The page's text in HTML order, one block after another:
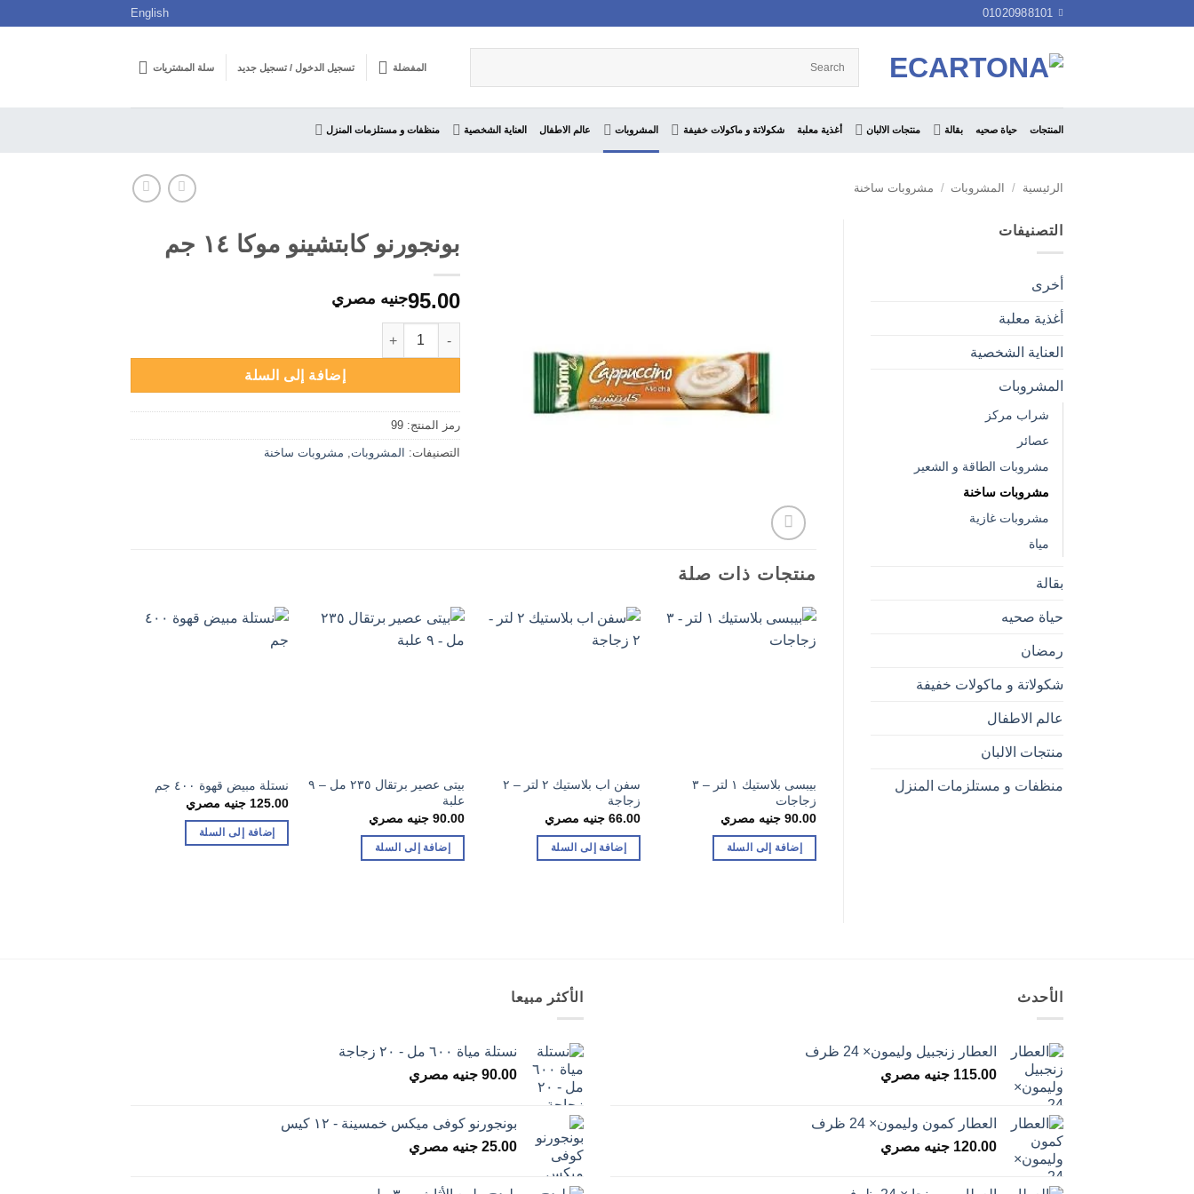
01020988101
English
المفضلة تسجيل الدخول / تسجيل جديد سلة المشتريات
المنتجات حياة صحيه بقالة منتجات الالبان أغذية معلبة شكولاتة و ماكولات خفيفة المشروبات عالم الاطفال العناية الشخصية منظفات و مستلزمات المنزل
الرئيسية / المشروبات / مشروبات ساخنة
التصنيفات
أخرى
أغذية معلبة
العناية الشخصية
المشروبات
شراب مركز
عصائر
مشروبات الطاقة و الشعير
مشروبات ساخنة
مشروبات غازية
مياة
بقالة
حياة صحيه
رمضان
شكولاتة و ماكولات خفيفة
عالم الاطفال
منتجات الالبان
منظفات و مستلزمات المنزل
بونجورنو كابتشينو موكا ١٤ جم
95.00جنيه مصري
كمية بونجورنو كابتشينو موكا ١٤ جم
إضافة إلى السلة
رمز المنتج:99
التصنيفات: المشروبات مشروبات ساخنة
منتجات ذات صلة
بيبسى بلاستيك ١ لتر – ٣
زجاجات
90.00 جنيه مصري
إضافة إلى السلة
سفن اب بلاستيك ٢ لتر – ٢
زجاجة
66.00 جنيه مصري
إضافة إلى السلة
بيتى عصير برتقال ٢٣٥ مل – ٩
علبة
90.00 جنيه مصري
إضافة إلى السلة
نستلة مبيض قهوة ٤٠٠ جم
125.00 جنيه مصري
إضافة إلى السلة
الأحدث
العطار زنجبيل وليمون× 24 ظرف
115.00 جنيه مصري
العطار كمون وليمون× 24 ظرف
120.00 جنيه مصري
الأكثر مبيعا
نستلة مياة ٦٠٠ مل - ٢٠ زجاجة
90.00 جنيه مصري
بونجورنو كوفى ميكس خمسينة - ١٢ كيس
25.00 جنيه مصري